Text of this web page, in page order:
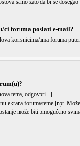
samo zato da bi se
ci foruma poslati e-mail?
korisnicima/ama foruma
tema, odgovori...].
ekrana foruma/teme [npr.
može biti omogućeno